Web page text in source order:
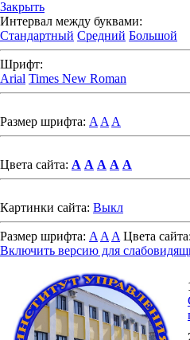
Закрыть
Интервал между буквами:
Стандартный Средний Большой
Шрифт:
Arial Times New Roman
Размер шрифта: A A A
Цвета сайта: A A A A A
Картинки сайта: Выкл
Размер шрифта: A A A Цвета сайта:
Включить версию для